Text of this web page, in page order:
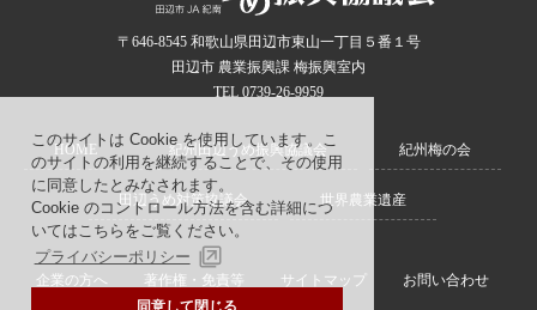
このサイトは Cookie を使用しています。こ
のサイトの利用を継続することで、その使用
に同意したとみなされます。
Cookie のコントロール方法を含む詳細につ
いてはこちらをご覧ください。
プライバシーポリシー
同意して閉じる
〒646-8545 和歌山県田辺市東山一丁目５番１号
田辺市 農業振興課 梅振興室内
TEL 0739-26-9959
HOME 紀州田辺うめ振興協議会 紀州梅の会
田辺うめ対策協議会 世界農業遺産
企業の方へ 著作権・免責等 サイトマップ お問い合わせ